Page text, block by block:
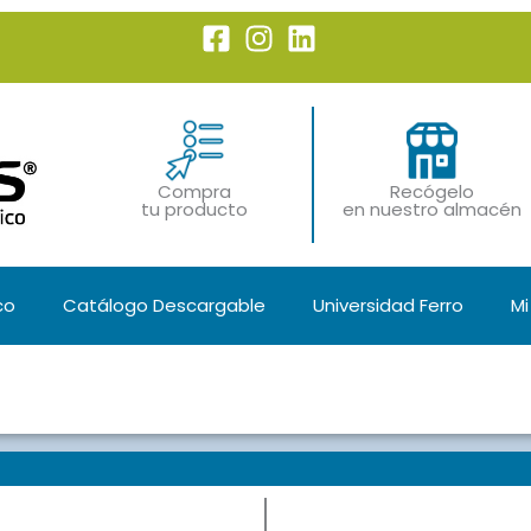
Compra
tu producto
Recógelo
en nuestro almacén
Catálogo Descargable Universidad Ferro